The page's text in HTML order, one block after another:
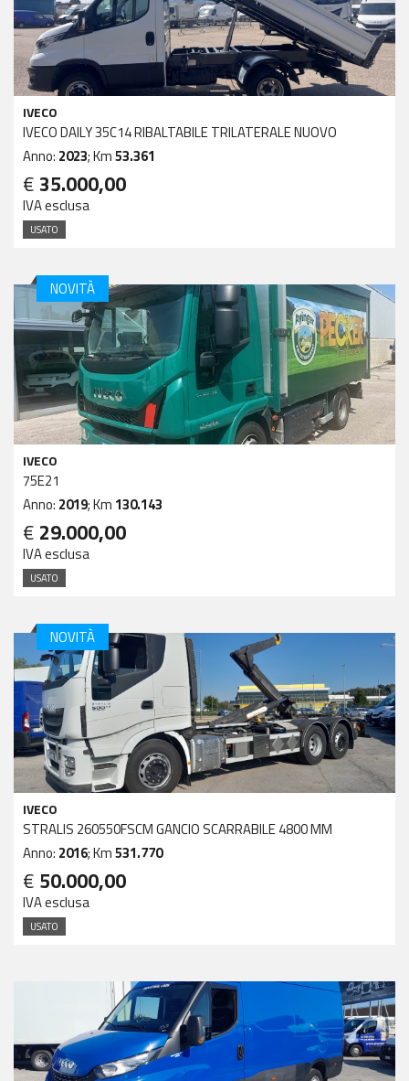
IVECO
IVECO DAILY 35C14 RIBALTABILE TRILATERALE NUOVO
Anno: 2023; Km53.361
€ 35.000,00
IVA esclusa
USATO
NOVITÀ
IVECO
75E21
Anno: 2019; Km 130.143
€ 29.000,00
IVA esclusa
USATO
NOVITÀ
IVECO
STRALIS 260550FSCM GANCIO SCARRABILE 4800 MM
Anno: 2016; Km531.770
€ 50.000,00
IVA esclusa
USATO